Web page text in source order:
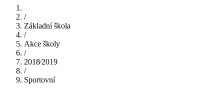
/
Základní škola
/
Akce školy
/
2018⁄2019
/
Sportovní